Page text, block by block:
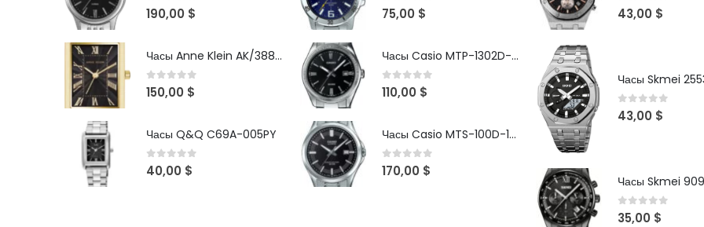
0out of 5
190,00 $
Часы Anne Klein AK/3882BKGB
0out of 5
150,00 $
Часы Q&Q C69A-005PY
0 out of 5
40,00 $
0out of 5
75,00 $
Часы Casio MTP-1302D-1A1VDF
0out of 5
110,00 $
Часы Casio MTS-100D-1AV
0out of 5
170,00 $
0 out of 5
43,00 $
Часы Skmei
0 out of 5
43,00 $
Часы Skmei
0out of 5
35,00 $